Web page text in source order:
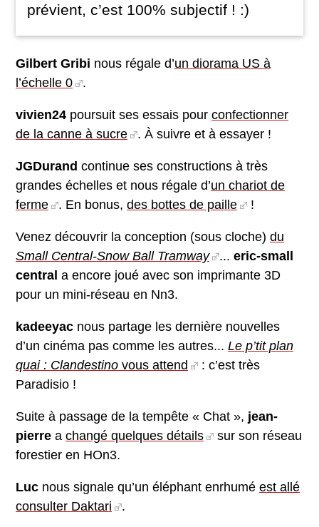
prévient, c’est 100% subjectif ! :)
Gilbert Gribi nous régale d’un diorama US à
l’échelle 0
.
vivien24 poursuit ses essais pour confectionner
de la canne à sucre
. À suivre et à essayer !
JGDurand continue ses constructions à très
grandes échelles et nous régale d’un chariot de
ferme
. En bonus, des bottes de paille !
Venez découvrir la conception (sous cloche) du
Small Central-Snow Ball Tramway
... eric-small
central a encore joué avec son imprimante 3D
pour un mini-réseau en Nn3.
kadeeyac nous partage les dernière nouvelles
d’un cinéma pas comme les autres... Le p’tit plan
quai : Clandestino vous attend
: c’est très
Paradisio !
Suite à passage de la tempête « Chat », jean-
pierre a changé quelques détails
sur son réseau
forestier en HOn3.
Luc nous signale qu’un éléphant enrhumé est allé
consulter Daktari
.